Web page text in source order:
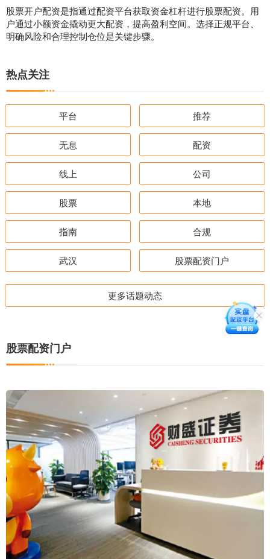
股票开户配资是指通过配资平台获取资金杠杆进行股票配资。用
户通过小额资金撬动更大配资，提高盈利空间。选择正规平台、
明确风险和合理控制仓位是关键步骤。
热点关注
平台 推荐
无息 配资
线上 公司
股票 本地
指南 合规
武汉 股票配资门户
更多话题动态
股票配资门户